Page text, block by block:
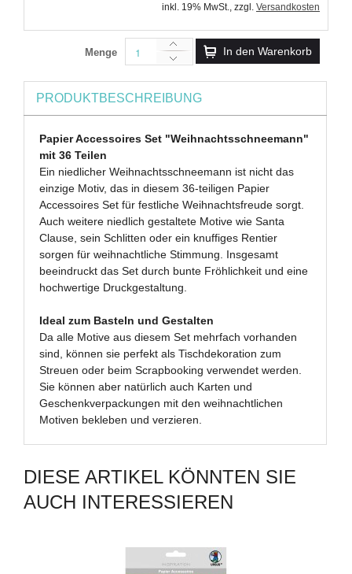
inkl. 19% MwSt., zzgl. Versandkosten
Menge In den Warenkorb
PRODUKTBESCHREIBUNG
Papier Accessoires Set "Weihnachtsschneemann"
mit 36 Teilen
Ein niedlicher Weihnachtsschneemann ist nicht das
einzige Motiv, das in diesem 36-teiligen Papier
Accessoires Set für festliche Weihnachtsfreude sorgt.
Auch weitere niedlich gestaltete Motive wie Santa
Clause, sein Schlitten oder ein knuffiges Rentier
sorgen für weihnachtliche Stimmung. Insgesamt
beeindruckt das Set durch bunte Fröhlichkeit und eine
hochwertige Druckgestaltung.
Ideal zum Basteln und Gestalten
Da alle Motive aus diesem Set mehrfach vorhanden
sind, können sie perfekt als Tischdekoration zum
Streuen oder beim Scrapbooking verwendet werden.
Sie können aber natürlich auch Karten und
Geschenkverpackungen mit den weihnachtlichen
Motiven bekleben und verzieren.
DIESE ARTIKEL KÖNNTEN SIE
AUCH INTERESSIEREN